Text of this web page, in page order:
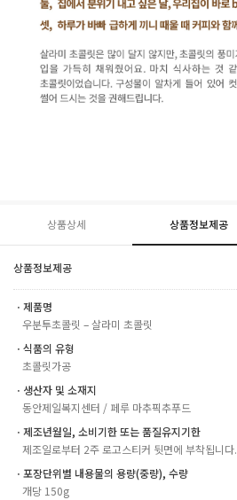
상품상세 상품정보제공
상품정보제공
ㆍ제품명
우분투초콜릿 – 살라미 초콜릿
ㆍ식품의 유형
초콜릿가공
ㆍ생산자 및 소재지
동안제일복지센터 / 페루 마추픽추푸드
ㆍ제조년월일, 소비기한 또는 품질유지기한
제조일로부터 2주 로고스티커 뒷면에 부착됩니다.
ㆍ포장단위별 내용물의 용량(중량), 수량
개당 150g